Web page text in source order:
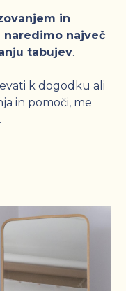
in
naredimo največ
tabujev.
k dogodku ali
in pomoči, me